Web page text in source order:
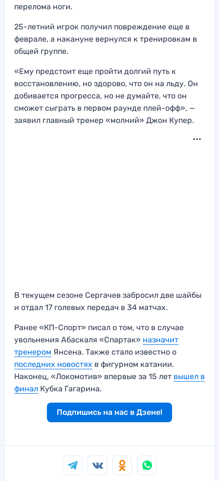
перелома ноги.
25-летний игрок получил повреждение еще в
феврале, а накануне вернулся к тренировкам в
общей группе.
«Ему предстоит еще пройти долгий путь к
восстановлению, но здорово, что он на льду. Он
добивается прогресса, но не думайте, что он
сможет сыграть в первом раунде плей-офф», —
заявил главный тренер «молний» Джон Купер.
В текущем сезоне Сергачев забросил две шайбы
и отдал 17 голевых передач в 34 матчах.
Ранее «КП-Спорт» писал о том, что в случае
увольнения Абаскаля «Спартак» назначит
тренером Янсена. Также стало известно о
последних новостях в фигурном катании.
Наконец, «Локомотив» впервые за 15 лет вышел в
финал Кубка Гагарина.
Подпишись на нас в Дзене!